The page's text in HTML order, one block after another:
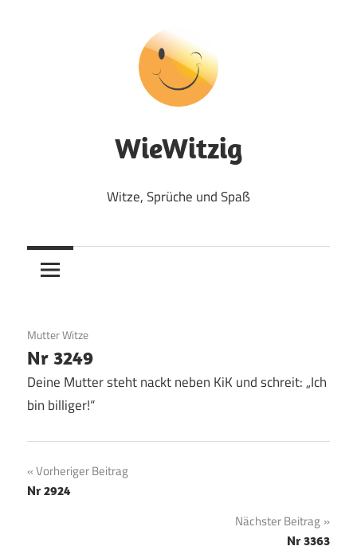
WieWitzig
Witze, Sprüche und Spaß
16. Juli 2017
Mutter Witze
Nr 3249
Deine Mutter steht nackt neben KiK und schreit: „Ich
bin billiger!“
Beitragsnavigation
Vorheriger Beitrag
Nr 2924
Nächster Beitrag
Nr 3363